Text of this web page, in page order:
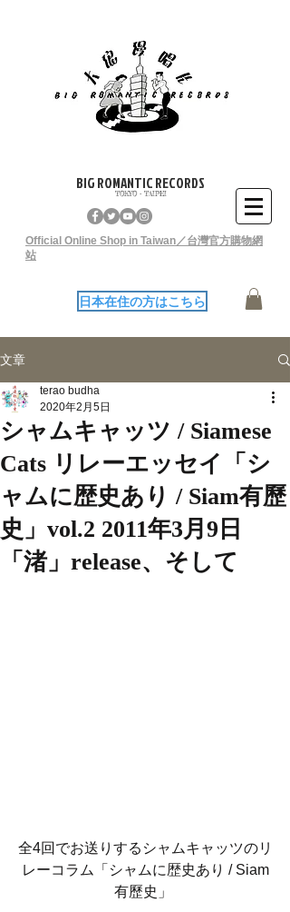
BIG ROMANTIC RECORDS
TOKYO - TAIPEI
Official Online Shop in Taiwan／台灣官方購物網
站
日本在住の方はこちら
文章
シャムキャッツ / Siamese
Cats リレーエッセイ「シ
ャムに歴史あり / Siam有歷
史」vol.2 2011年3月9日
「渚」release、そして
terao budha
2020年2月5日
全4回でお送りするシャムキャッツのリ
レーコラム「シャムに歴史あり / Siam
有歷史」